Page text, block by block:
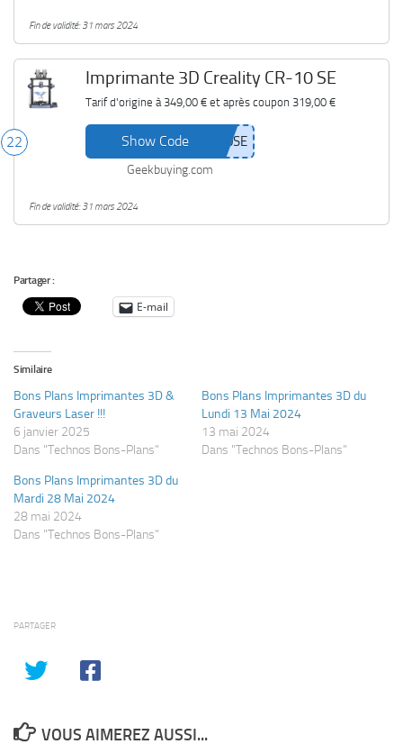
Fin de validité: 31 mars 2024
22
Imprimante 3D Creality CR-10 SE
Tarif d'origine à 349,00 €et après coupon 319,00 €
Show Code
Geekbuying.com
Fin de validité: 31 mars 2024
Partager :
E-mail
Similaire
Bons Plans Imprimantes 3D &
Graveurs Laser !!!
6 janvier 2025
Dans "Technos Bons-Plans"
Bons Plans Imprimantes 3D du
Lundi 13 Mai 2024
13 mai 2024
Dans "Technos Bons-Plans"
Bons Plans Imprimantes 3D du
Mardi 28 Mai 2024
28 mai 2024
Dans "Technos Bons-Plans"
PARTAGER
VOUS AIMEREZ AUSSI...